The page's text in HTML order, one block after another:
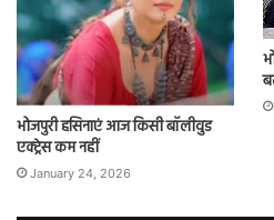
भोजपुरी हसिनाएं आज किसी बॉलीवुड
एक्ट्रेस कम नहीं
January 24, 2026